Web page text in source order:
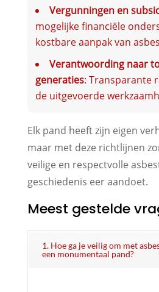
Vergunningen en
mogelijke financiële
kostbare aanpak van
Verantwoording naar
generaties: Transparante
de uitgevoerde
Elk pand heeft zijn eigen
maar met deze richtlijnen
veilige en respectvolle
geschiedenis eer aandoet.
Meest gestelde
1. Hoe ga je veilig om met
een monumentaal pand?